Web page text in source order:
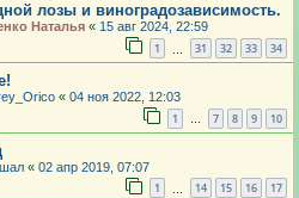
лозы и виноградозависимость.
Наталья « 15 авг 2024, 22:59
1 31 32 33 34
« 04 ноя 2022, 12:03
1 … 7 8 9 10
« 02 апр 2019, 07:07
1 14 15 16 17